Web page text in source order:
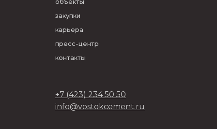
закупки
карьера
пресс-центр
контакты
+7 (423) 234 50 50
info@vostokcement.ru